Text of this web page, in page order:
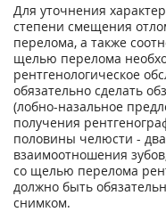
Для уточнения
степени смещения
перелома, а также
щелью перелома
рентгенологическое
обязательно сделать
(лобно-назальное
получения
половины челюсти -
взаимоотношения
со щелью перелома
должно быть
снимком.